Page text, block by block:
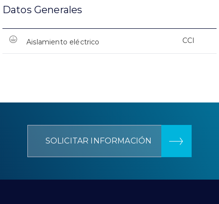
Datos Generales
Aislamiento eléctrico CCI
SOLICITAR INFORMACIÓN